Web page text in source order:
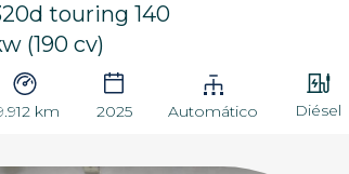
touring 140
(190 cv)
km 2025 Automático Diésel